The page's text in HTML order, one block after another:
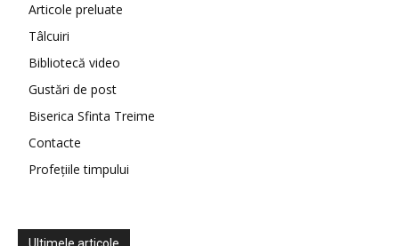
Articole preluate
Tâlcuiri
Bibliotecă video
Gustări de post
Biserica Sfinta Treime
Contacte
Profețiile timpului